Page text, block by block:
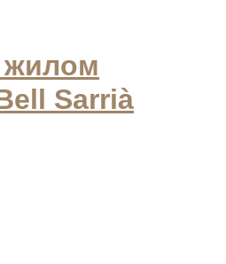
жилом
Sarrià